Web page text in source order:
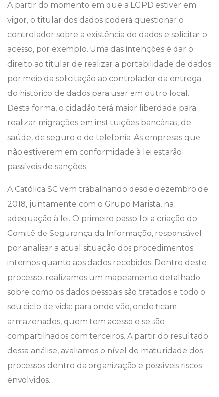
A partir do momento em que a LGPD estiver em
vigor, o titular dos dados poderá questionar o
controlador sobre a existência de dados e solicitar o
acesso, por exemplo. Uma das intenções é dar o
direito ao titular de realizar a portabilidade de dados
por meio da solicitação ao controlador da entrega
do histórico de dados para usar em outro local.
Desta forma, o cidadão terá maior liberdade para
realizar migrações em instituições bancárias, de
saúde, de seguro e de telefonia. As empresas que
não estiverem em conformidade à lei estarão
passíveis de sanções.
A Católica SC vem trabalhando desde dezembro de
2018, juntamente com o Grupo Marista, na
adequação à lei. O primeiro passo foi a criação do
Comitê de Segurança da Informação, responsável
por analisar a atual situação dos procedimentos
internos quanto aos dados recebidos. Dentro deste
processo, realizamos um mapeamento detalhado
sobre como os dados pessoais são tratados e todo o
seu ciclo de vida: para onde vão, onde ficam
armazenados, quem tem acesso e se são
compartilhados com terceiros. A partir do resultado
dessa análise, avaliamos o nível de maturidade dos
processos dentro da organização e possíveis riscos
envolvidos.